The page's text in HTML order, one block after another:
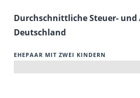
Durchschnittliche Steuer- und
Deutschland
EHEPAAR MIT ZWEI KINDERN